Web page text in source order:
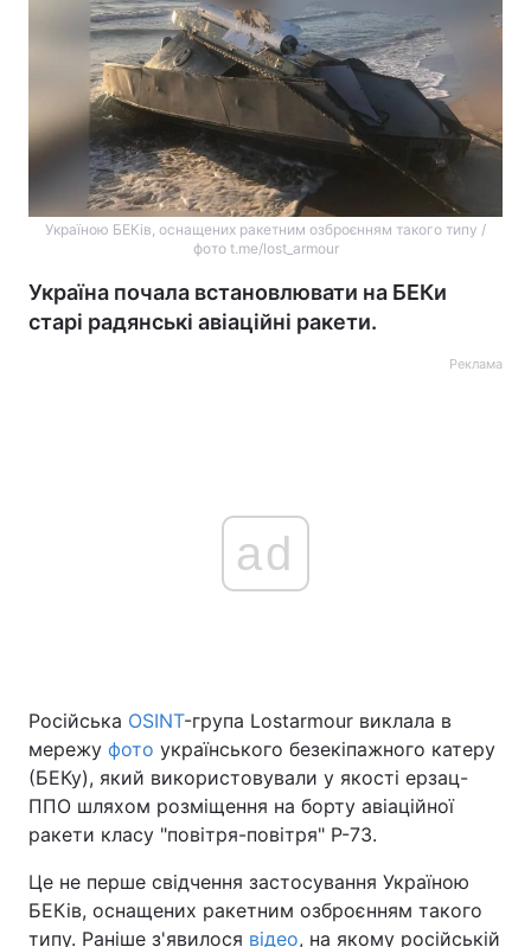
Україна Політика
Економіка Світ
Спорт Наука
Техно і зв'язок
Україною БЕКів, оснащених ракетним озброєнням такого типу /
фото t.me/lost_armour
Україна почала встановлювати на БЕКи
старі радянські авіаційні ракети.
Реклама
ad
Російська OSINT-група Lostarmour виклала в
мережу фото українського безекіпажного катеру
(БЕКу), який використовували у якості ерзац-
ППО шляхом розміщення на борту авіаційної
ракети класу "повітря-повітря" Р-73.
Це не перше свідчення застосування Україною
БЕКів, оснащених ракетним озброєнням такого
типу. Раніше з'явилося відео, на якому російській